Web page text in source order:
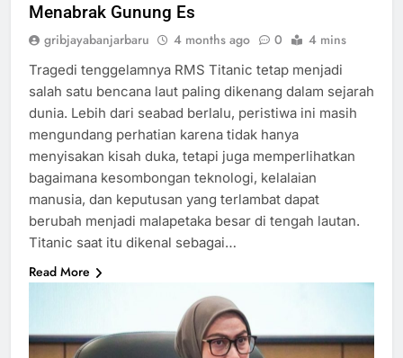
Menabrak Gunung Es
gribjayabanjarbaru 4 months ago 0 4 mins
Tragedi tenggelamnya RMS Titanic tetap menjadi
salah satu bencana laut paling dikenang dalam sejarah
dunia. Lebih dari seabad berlalu, peristiwa ini masih
mengundang perhatian karena tidak hanya
menyisakan kisah duka, tetapi juga memperlihatkan
bagaimana kesombongan teknologi, kelalaian
manusia, dan keputusan yang terlambat dapat
berubah menjadi malapetaka besar di tengah lautan.
Titanic saat itu dikenal sebagai…
Read More